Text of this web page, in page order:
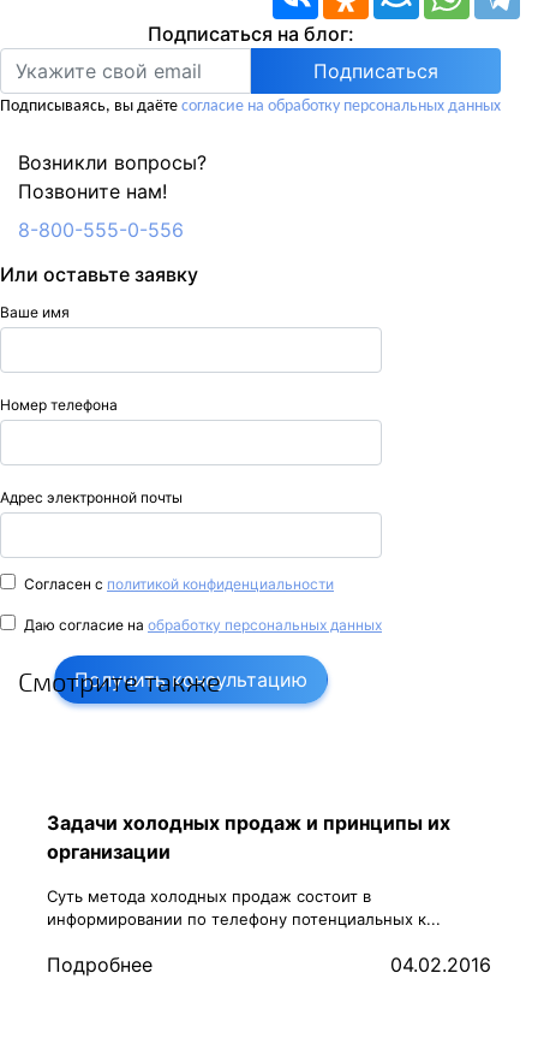
Подписаться на блог:
Подписываясь, вы даёте согласие на обработку персональных данных
Возникли вопросы?
Позвоните нам!
8-800-555-0-556
Или оставьте заявку
Ваше имя
Номер телефона
Адрес электронной почты
Согласен с политикой конфиденциальности
Даю согласие на обработку персональных данных
Получить консультацию
Смотрите также
Задачи холодных продаж и принципы их
организации
Суть метода холодных продаж состоит в
информировании по телефону потенциальных к...
Подробнее 04.02.2016